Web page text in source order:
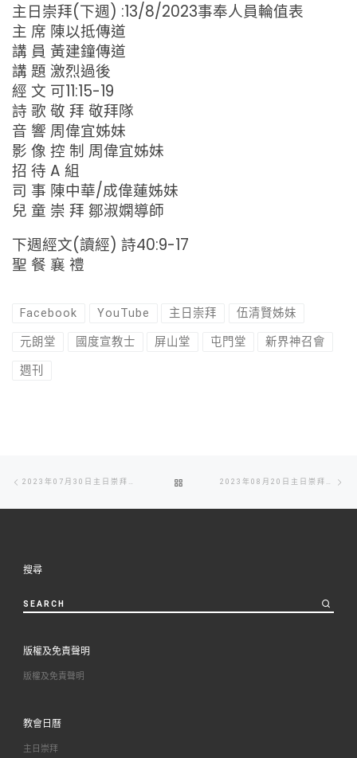
主日崇拜(下週) :13/8/2023事奉人員輪值表
主 席 陳以抵傳道
講 員 黃建鐘傳道
講 題 激烈過後
經 文 可11:15-19
詩 歌 敬 拜 敬拜隊
音 響 周偉宜姊妹
影 像 控 制 周偉宜姊妹
招 待 A 組
司 事 陳中華/成偉蓮姊妹
兒 童 崇 拜 鄒淑嫻導師
下週經文(讀經) 詩40:9-17
聖 餐 襄 禮
Facebook YouTube 主日崇拜 伍清賢姊妹
元朗堂 國度宣教士 屏山堂 屯門堂 新界神召會
週刊
Post
navigation
Previous
TO
搜尋
SEARCH
版權及免責聲明
版權及免責聲明
教會日曆
主日崇拜